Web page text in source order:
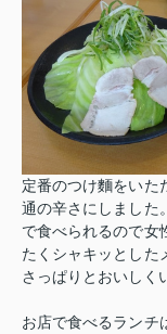
定番のつけ麵をいた
通の辛さにしました
で食べられるので女
たくシャキッとした
さっぱりとおいしく
お店で食べるランチ